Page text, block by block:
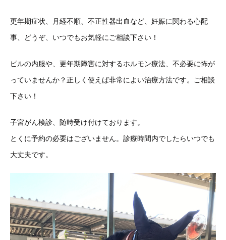
更年期症状、月経不順、不正性器出血など、妊娠に関わる心配
事、どうぞ、いつでもお気軽にご相談下さい！
ピルの内服や、更年期障害に対するホルモン療法、不必要に怖が
っていませんか？正しく使えば非常によい治療方法です。ご相談
下さい！
子宮がん検診、随時受け付けております。
とくに予約の必要はございません。診療時間内でしたらいつでも
大丈夫です。